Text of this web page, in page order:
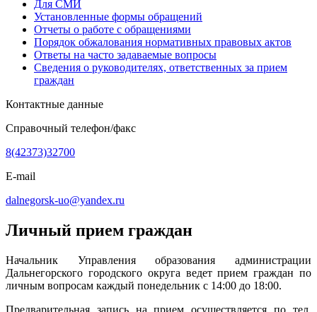
Для СМИ
Установленные формы обращений
Отчеты о работе с обращениями
Порядок обжалования нормативных правовых актов
Ответы на часто задаваемые вопросы
Сведения о руководителях, ответственных за прием
граждан
Контактные данные
Справочный телефон/факс
8(42373)32700
E-mail
dalnegorsk-uo@yandex.ru
Личный прием граждан
Начальник Управления образования администрации
Дальнегорского городского округа ведет прием граждан по
личным вопросам каждый понедельник с 14:00 до 18:00.
Предварительная запись на прием осуществляется по тел.